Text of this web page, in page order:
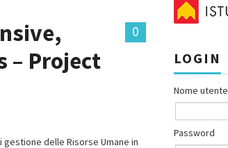
0
– Project
gestione delle Risorse Umane in
LOGIN
Nome utente
Password